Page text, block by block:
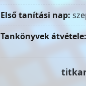
Első tanítási nap:
Tankönyvek átvétele: